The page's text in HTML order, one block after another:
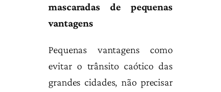
mascaradas de pequenas
vantagens
Pequenas vantagens como
evitar o trânsito caótico das
grandes cidades, não precisar